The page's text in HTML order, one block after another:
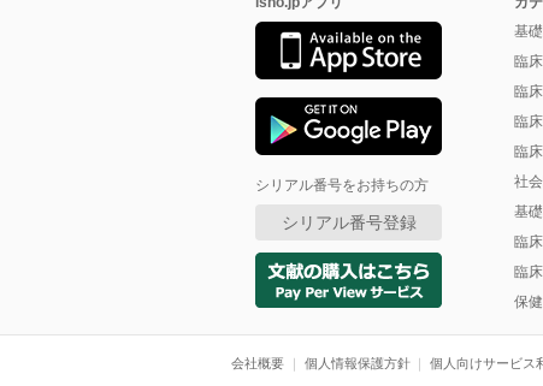
シリアル番号をお持ちの方
シリアル番号登録
基
臨
臨
臨
臨
社
基
臨
臨
保
会社概要 個人情報保護方針 個人向けサービス